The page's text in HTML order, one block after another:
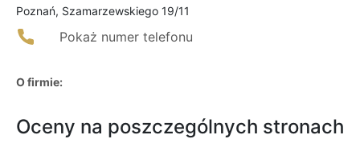
Poznań, Szamarzewskiego 19/11
Pokaż numer telefonu
O firmie:
Oceny na poszczególnych stronach